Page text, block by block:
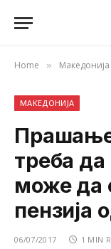
Home » Македонија
МАКЕДОНИЈА
треба да
може да
пензија
06/07/2017 1 MIN